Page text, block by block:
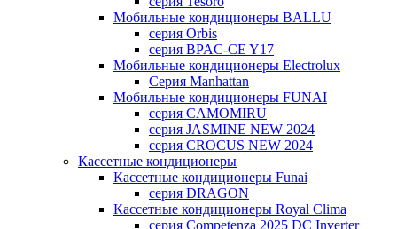
Мобильные кондиционеры BALLU
серия Orbis
серия BPAC-CE Y17
Мобильные кондиционеры Electrolux
Cерия Manhattan
Мобильные кондиционеры FUNAI
серия CAMOMIRU
серия JASMINE NEW 2024
серия CROCUS NEW 2024
Кассетные кондиционеры
Кассетные кондиционеры Funai
серия DRAGON
Кассетные кондиционеры Royal Clima
серия Competenza 2025 DC Inverter